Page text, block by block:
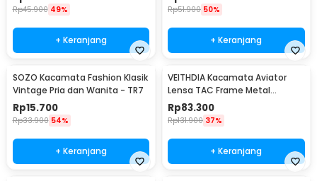
Rp45.900 49%
+ Keranjang
Rp51.900 50%
+ Keranjang
SOZO Kacamata Fashion Klasik
Vintage Pria dan Wanita - TR7
Rp15.700
Rp33.900 54%
+ Keranjang
VEITHDIA Kacamata Aviator
Lensa TAC Frame Metal
Polarized Sunglasses - V3088
Rp83.300
Rp131.900 37%
+ Keranjang